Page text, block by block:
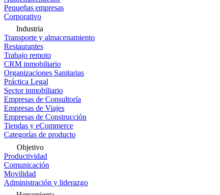
Pequeñas empresas
Corporativo
Industria
Transporte y almacenamiento
Restaurantes
Trabajo remoto
CRM inmobiliario
Organizaciones Sanitarias
Práctica Legal
Sector inmobiliario
Empresas de Consultoría
Empresas de Viajes
Empresas de Construcción
Tiendas y eCommerce
Categorías de producto
Objetivo
Productividad
Comunicación
Movilidad
Administración y liderazgo